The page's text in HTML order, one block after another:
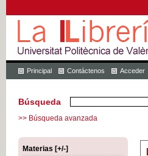
Principal Contáctenos Acceder
Búsqueda
>> Búsqueda avanzada
Materias [+/-]